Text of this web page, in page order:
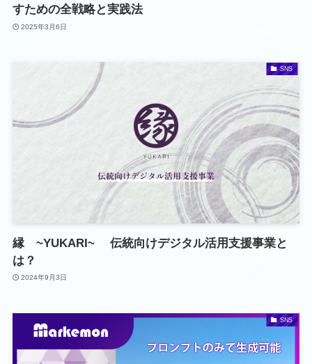
すための全戦略と実践法
2025年3月6日
SNS
縁 ~YUKARI~ 伝統向けデジタル活用支援事業と
は？
2024年9月3日
SNS